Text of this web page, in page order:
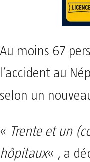
Au moins 67
l’accident au
selon un
« Trente et un
hôpitaux« , a